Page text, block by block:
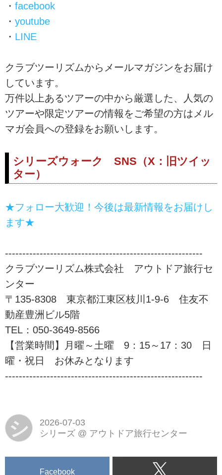
・ facebook
・ youtube
・ LINE
クラブツーリズムからメールマガジンをお届け
しています。
万件以上あるツアーの中から厳選した、人気の
ツアーや限定ツアーの情報をご希望の方はメル
マガ会員への登録をお願いします。
シリーズウォーク SNS（X：旧ツイッ
ター）
★フォロー大歓迎！今後は最新情報をお届けし
ます★
---------------------------------------------------------
クラブツーリズム株式会社 アウトドア旅行セ
ンター
〒135-8308 東京都江東区枝川1-9-6 住友不
動産豊洲ビル5階
TEL：050-3649-8566
【営業時間】月曜～土曜 9：15～17：30 日
曜・祝日 お休みとなります
---------------------------------------------------------
シ
2026-07-03
シリーズ @ アウトドア旅行センター
Facebook